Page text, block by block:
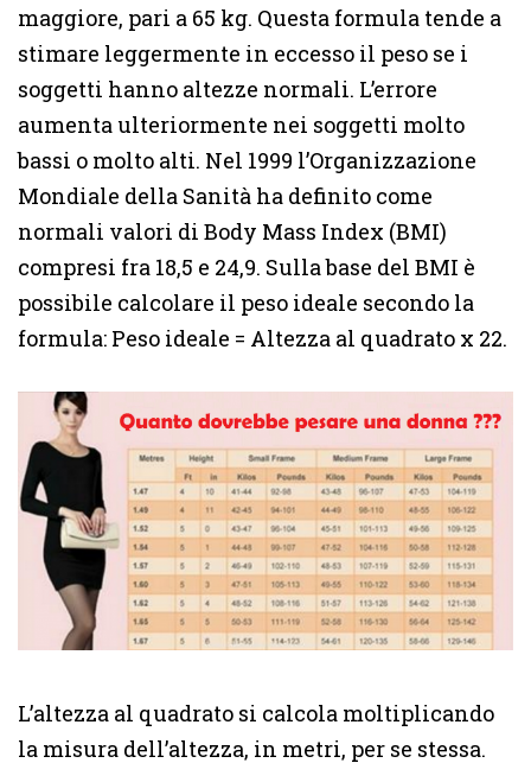
maggiore, pari a 65 kg. Questa formula tende a
stimare leggermente in eccesso il peso se i
soggetti hanno altezze normali. L’errore
aumenta ulteriormente nei soggetti molto
bassi o molto alti. Nel 1999 l’Organizzazione
Mondiale della Sanità ha definito come
normali valori di Body Mass Index (BMI)
compresi fra 18,5 e 24,9. Sulla base del BMI è
possibile calcolare il peso ideale secondo la
formula: Peso ideale = Altezza al quadrato x 22.
L’altezza al quadrato si calcola moltiplicando
la misura dell’altezza, in metri, per se stessa.